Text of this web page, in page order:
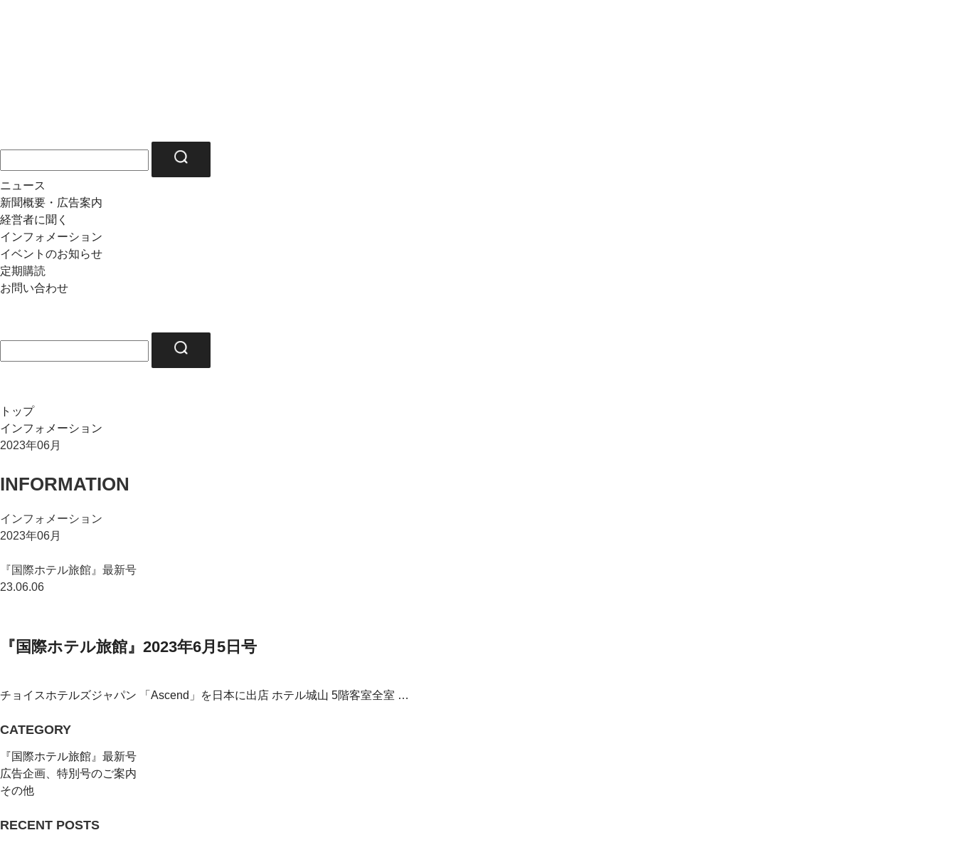
ニュース
新聞概要・広告案内
経営者に聞く
インフォメーション
イベントのお知らせ
定期購読
お問い合わせ
トップ
インフォメーション
2023年06月
INFORMATION
インフォメーション
2023年06月
『国際ホテル旅館』最新号
23.06.06
『国際ホテル旅館』2023年6月5日号
チョイスホテルズジャパン 「Ascend」を日本に出店 ホテル城山 5階客室全室 …
CATEGORY
『国際ホテル旅館』最新号
広告企画、特別号のご案内
その他
RECENT POSTS